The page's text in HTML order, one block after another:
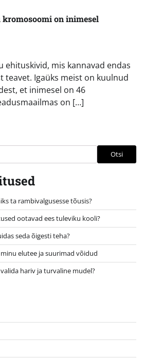
on inimesel
ehituskivid, mis kannavad endas
teavet. Igaüks meist on kuulnud
et inimesel on 46
on […]
Otsi
ta rambivalgusesse tõusis?
ootavad ees tuleviku kooli?
seda õigesti teha?
elutee ja suurimad võidud
hariv ja turvaline mudel?